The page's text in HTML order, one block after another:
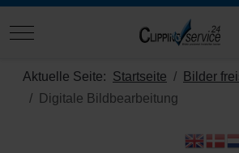
Mobile Menu Toggle
Aktuelle Seite: Startseite
Bilder
Digitale Bildbearbeitung